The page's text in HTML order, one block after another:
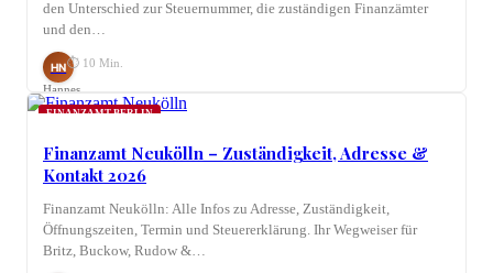
den Unterschied zur Steuernummer, die zuständigen Finanzämter
und den…
HN
Hannes
Nagel
⏱ 10 Min.
FINANZAMT BERLIN
Finanzamt Neukölln – Zuständigkeit, Adresse &
Kontakt 2026
Finanzamt Neukölln: Alle Infos zu Adresse, Zuständigkeit,
Öffnungszeiten, Termin und Steuererklärung. Ihr Wegweiser für
Britz, Buckow, Rudow &…